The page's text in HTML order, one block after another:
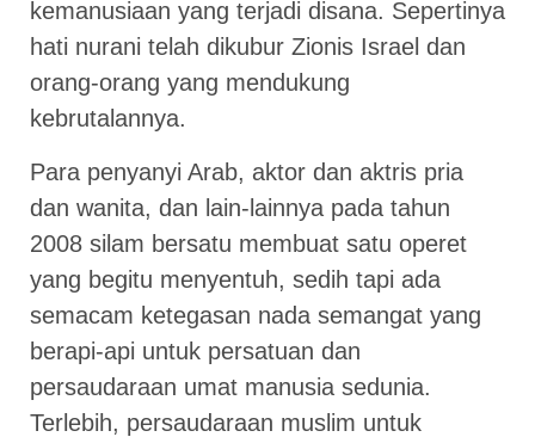
kemanusiaan yang terjadi disana. Sepertinya
hati nurani telah dikubur Zionis Israel dan
orang-orang yang mendukung
kebrutalannya.
Para penyanyi Arab, aktor dan aktris pria
dan wanita, dan lain-lainnya pada tahun
2008 silam bersatu membuat satu operet
yang begitu menyentuh, sedih tapi ada
semacam ketegasan nada semangat yang
berapi-api untuk persatuan dan
persaudaraan umat manusia sedunia.
Terlebih, persaudaraan muslim untuk